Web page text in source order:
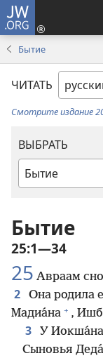
JW.ORG
Бытие
ЧИТАТЬ
Смотрите издание
ВЫБРАТЬ
по
Библии
Бытие
25:1—34
25 Авраам
2
Она родила
Мадиа́на + ,
3 У Иокша́на
Сыновья